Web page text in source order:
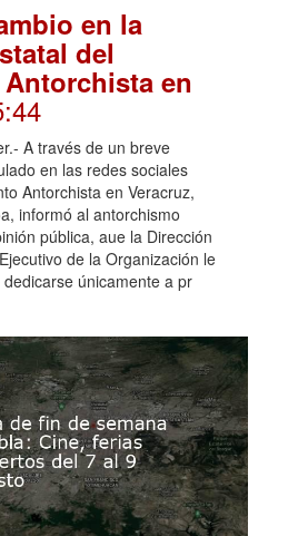
en la
del
en
A través de un breve
en las redes sociales
Antorchista en Veracruz,
informó al antorchismo
pública, aue la Dirección
de la Organización le
únicamente a pr